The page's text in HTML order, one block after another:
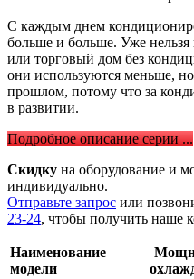
С каждым днем
больше и больше. Уже нельзя
или торговый дом без
они используются меньше,
прошлом, потому что за
в развитии.
Подробное описание серии ...
Скидку на оборудование и
индивидуально.
Отправьте запрос или
23-24, чтобы получить наше
Наименование
модели